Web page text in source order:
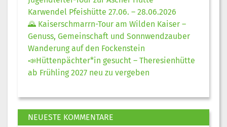
Karwendel Pfeishütte 27.06. – 28.06.2026
🌄 Kaiserschmarrn-Tour am Wilden Kaiser –
Genuss, Gemeinschaft und Sonnwendzauber
Wanderung auf den Fockenstein
📣Hüttenpächter*in gesucht – Theresienhütte
ab Frühling 2027 neu zu vergeben
NEUESTE KOMMENTARE